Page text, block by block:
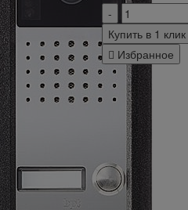
Купить в 1 клик
Избранное